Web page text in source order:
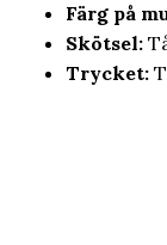
Färg på
Skötsel:
Trycket: